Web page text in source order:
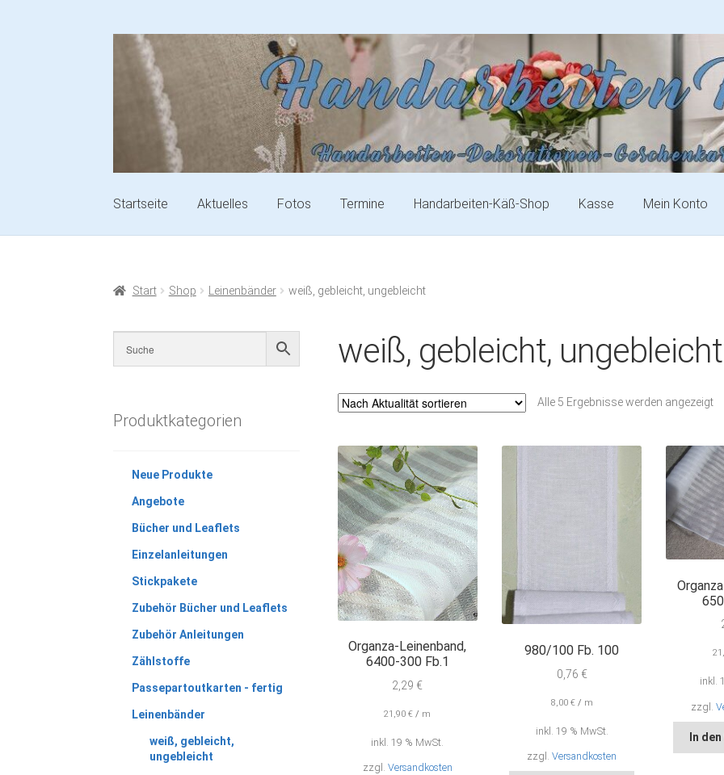
Startseite Aktuelles Fotos Termine Handarbeiten-Käß-Shop Kasse Mein Konto
Start Shop Leinenbänder weiß, gebleicht, ungebleicht
weiß, gebleicht, ungebleicht
Alle 5 Ergebnisse werden angezeigt
Organza-Leinenband,
6400-300 Fb.1
2,29 €
21,90€ / m
inkl. 19 % MwSt.
zzgl. Versandkosten
980/100 Fb. 100
0,76 €
8,00 €/ m
inkl. 19 % MwSt.
zzgl.Versandkosten
inkl.
zzgl.
In
Produktkategorien
Neue Produkte
Angebote
Bücher und Leaflets
Einzelanleitungen
Stickpakete
Zubehör Bücher und Leaflets
Zubehör Anleitungen
Zählstoffe
Passepartoutkarten - fertig
Leinenbänder
weiß, gebleicht,
ungebleicht